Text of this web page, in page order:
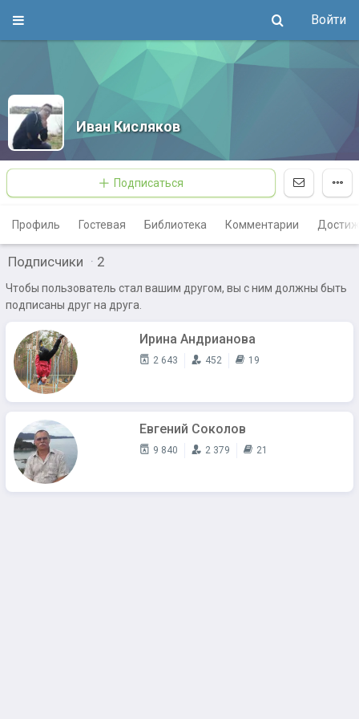
Войти
Иван Кисляков
Подписаться
Профиль Гостевая Библиотека Комментарии
Подписчики · 2
Чтобы пользователь стал вашим другом, вы с ним должны быть
подписаны друг на друга.
Ирина Андрианова
2 643 452 19
Евгений Соколов
9 840 2 379 21